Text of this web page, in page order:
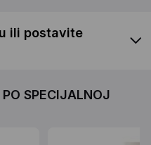
ili postavite
SPECIJALNOJ